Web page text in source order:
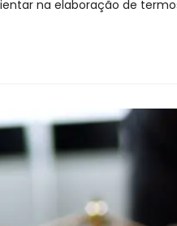
na elaboração de